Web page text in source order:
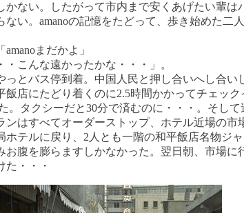
かない。したがって市内まで安くあげたい輩は
い。amanoの記憶をたどって、歩き始めた二人
まだかよ」
・こんな遠かったかな・・・」。
っとバス停到着。中国人民と押し合いへし合い
飯店にたどり着くのに2.5時間かかってチェック
。タクシーだと30分で済むのに・・・。そして
ンはすべてオーダーストップ、ホテル近場の市
ホテルに戻り、2人とも一階の和平飯店名物ジ
お腹を膨らますしかなかった。翌日朝、市場に
た・・・